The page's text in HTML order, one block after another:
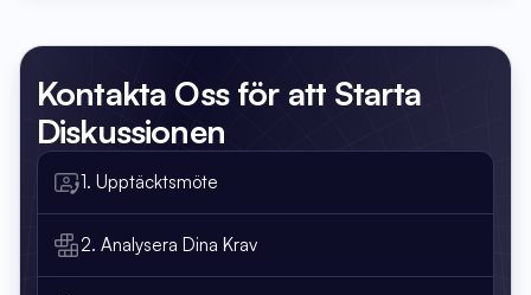
Kontakta Oss för att Starta
Diskussionen
1. Upptäcktsmöte
2. Analysera Dina Krav